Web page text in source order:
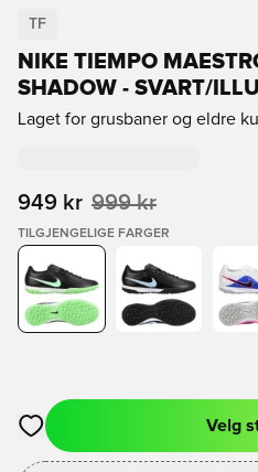
TF
NIKE TIEMPO
SHADOW - SVART/
Laget for grusbaner og eldre
949 kr 999 kr
TILGJENGELIGE FARGER
Åpner en Modal for å logge
Velg